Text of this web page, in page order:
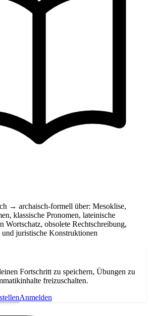
→ archaisch-formell über: Mesoklise,
klassische Pronomen, lateinische
Wortschatz, obsolete Rechtschreibung,
juristische Konstruktionen
Fortschritt zu speichern, Übungen zu
freizuschalten.
Anmelden